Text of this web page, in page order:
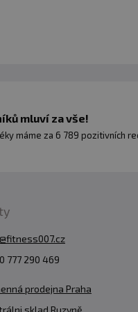
který přímo
dospělý jedinec.
účincích a
mluví za vše!
máme za 6 789 pozitivních
777 290 469
prodejna Praha
sklad Ruzyně